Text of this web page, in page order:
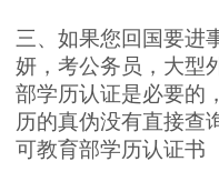
三、如果您回国要进
妍，考公务员，大型
部学历认证是必要的
历的真伪没有直接查
可教育部学历认证书